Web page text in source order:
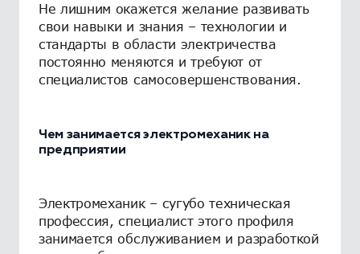
Не лишним окажется желание развивать
свои навыки и знания – технологии и
стандарты в области электричества
постоянно меняются и требуют от
специалистов самосовершенствования.
Чем занимается электромеханик на
предприятии
Электромеханик – сугубо техническая
профессия, специалист этого профиля
занимается обслуживанием и разработкой